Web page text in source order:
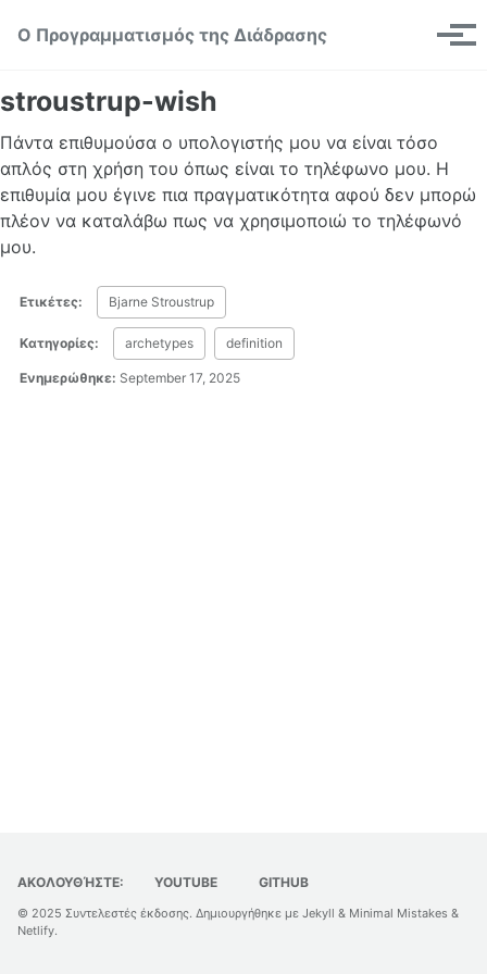
Ο Προγραμματισμός της Διάδρασης
Toggle
stroustrup-wish
Πάντα επιθυμούσα ο υπολογιστής μου να είναι τόσο
απλός στη χρήση του όπως είναι το τηλέφωνο μου. Η
επιθυμία μου έγινε πια πραγματικότητα αφού δεν μπορώ
πλέον να καταλάβω πως να χρησιμοποιώ το τηλέφωνό
μου.
Ετικέτες: Bjarne Stroustrup
Κατηγορίες: archetypes definition
Ενημερώθηκε: September 17, 2025
ΑΚΟΛΟΥΘΉΣΤΕ: YOUTUBE GITHUB
© 2025 Συντελεστές έκδοσης. Δημιουργήθηκε με Jekyll & Minimal Mistakes &
Netlify.